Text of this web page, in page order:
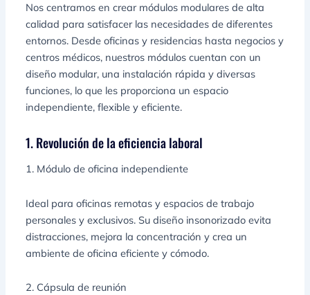
Nos centramos en crear módulos modulares de alta
calidad para satisfacer las necesidades de diferentes
entornos. Desde oficinas y residencias hasta negocios y
centros médicos, nuestros módulos cuentan con un
diseño modular, una instalación rápida y diversas
funciones, lo que les proporciona un espacio
independiente, flexible y eficiente.
1. Revolución de la eficiencia laboral
1. Módulo de oficina independiente
Ideal para oficinas remotas y espacios de trabajo
personales y exclusivos. Su diseño insonorizado evita
distracciones, mejora la concentración y crea un
ambiente de oficina eficiente y cómodo.
2. Cápsula de reunión